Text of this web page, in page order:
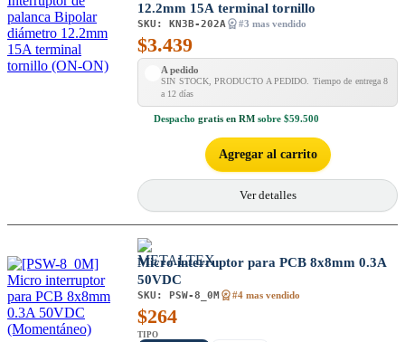
12.2mm 15A terminal tornillo
SKU: KN3B-202A #3 mas vendido
$3.439
A pedido
SIN STOCK, PRODUCTO A PEDIDO. Tiempo de entrega 8
a 12 días
Despacho gratis en RM sobre $59.500
Agregar al carrito
Ver detalles
Micro interruptor para PCB 8x8mm 0.3A
50VDC
SKU: PSW-8_0M #4 mas vendido
$264
TIPO